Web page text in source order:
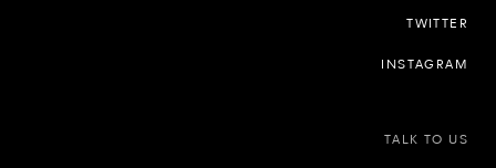
TWITTER
INSTAGRAM
TALK TO US